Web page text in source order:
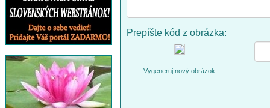
Prepíšte kód z obrázka:
Vygeneruj nový obrázok